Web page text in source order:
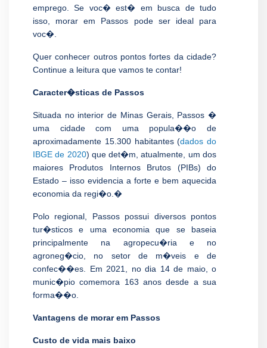
emprego. Se voc� est� em busca de tudo
isso, morar em Passos pode ser ideal para
voc�.
Quer conhecer outros pontos fortes da cidade?
Continue a leitura que vamos te contar!
Caracter�sticas de Passos
Situada no interior de Minas Gerais, Passos �
uma cidade com uma popula��o de
aproximadamente 15.300 habitantes (dados do
IBGE de 2020) que det�m, atualmente, um dos
maiores Produtos Internos Brutos (PIBs) do
Estado – isso evidencia a forte e bem aquecida
economia da regi�o.�
Polo regional, Passos possui diversos pontos
tur�sticos e uma economia que se baseia
principalmente na agropecu�ria e no
agroneg�cio, no setor de m�veis e de
confec��es. Em 2021, no dia 14 de maio, o
munic�pio comemora 163 anos desde a sua
forma��o.
Vantagens de morar em Passos
Custo de vida mais baixo